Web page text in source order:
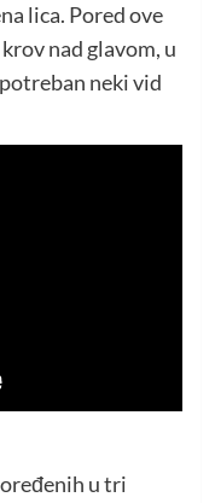
lica. Pored ove
nad glavom, u
neki vid
u tri